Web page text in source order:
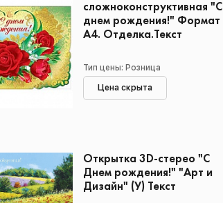
сложноконструктивная "С
днем рождения!" Формат
А4. Отделка.Текст
Тип цены: Розница
Цена скрыта
Открытка 3D-стерео "С
Днем рождения!" "Арт и
Дизайн" (У) Текст